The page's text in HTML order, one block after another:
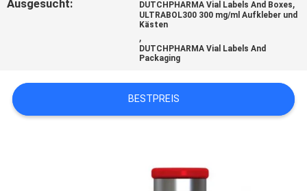
PRIVACY
Ausgesucht: DUTCHPHARMA Vial Labels And Boxes,
ULTRABOL300 300 mg/ml Aufkleber und
Kästen
,
DUTCHPHARMA Vial Labels And
Packaging
BESTPREIS